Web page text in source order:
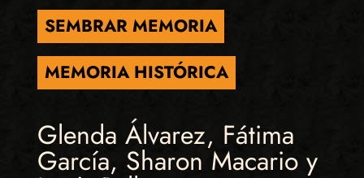
SEMBRAR MEMORIA
MEMORIA HISTÓRICA
Glenda Álvarez, Fátima
García, Sharon Macario y